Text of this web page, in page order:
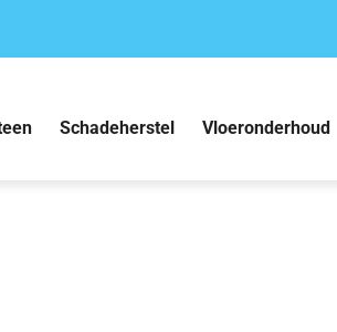
Schadeherstel Vloeronderhoud